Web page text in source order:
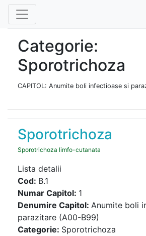
Categorie:
Sporotrichoza
CAPITOL: Anumite boli infectioase si
Sporotrichoza
Sporotrichoza limfo-cutanata
Lista detalii
Cod: B.1
Numar Capitol: 1
Denumire Capitol: Anumite boli
parazitare (A00-B99)
Categorie: Sporotrichoza